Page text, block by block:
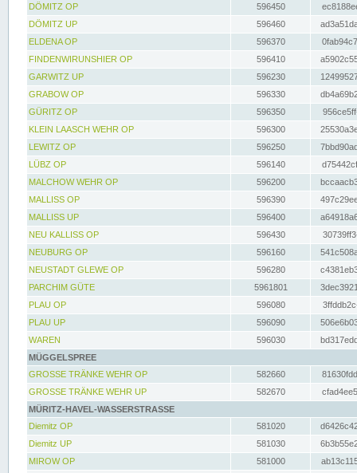
DÖMITZ OP
596450
DÖMITZ UP
596460
ELDENA OP
596370
FINDENWIRUNSHIER OP
596410
GARWITZ UP
596230
GRABOW OP
596330
GÜRITZ OP
596350
KLEIN LAASCH WEHR OP
596300
LEWITZ OP
596250
LÜBZ OP
596140
MALCHOW WEHR OP
596200
MALLISS OP
596390
MALLISS UP
596400
NEU KALLISS OP
596430
NEUBURG OP
596160
NEUSTADT GLEWE OP
596280
PARCHIM GÜTE
5961801
PLAU OP
596080
PLAU UP
596090
WAREN
596030
MÜGGELSPREE
GROSSE TRÄNKE WEHR OP
582660
GROSSE TRÄNKE WEHR UP
582670
MÜRITZ-HAVEL-WASSERSTRASSE
Diemitz OP
581020
Diemitz UP
581030
MIROW OP
581000